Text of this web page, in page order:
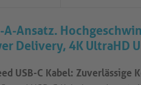
A-Ansatz.
Delivery, 4K UltraHD
USB-C Kabel: